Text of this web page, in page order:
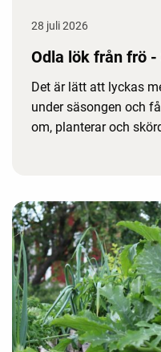
28 juli 2026
Odla lök från frö
Det är lätt att lyckas
under säsongen och
om, planterar och